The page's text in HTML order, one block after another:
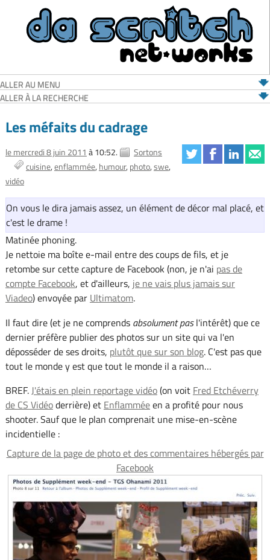
ALLER AU MENU
ALLER À LA RECHERCHE
Les méfaits du cadrage
le mercredi 8 juin 2011 à 10:52.
Sortons
cuisine enflammée humour photo swe
vidéo
On vous le dira jamais assez, un élément de décor mal placé, et
c'est le drame !
Matinée phoning.
Je nettoie ma boîte e-mail entre des coups de fils, et je
retombe sur cette capture de Facebook (non, je n'ai pas de
compte Facebook, et d'ailleurs, je ne vais plus jamais sur
Viadeo) envoyée par Ultimatom.
Il faut dire (et je ne comprends absolument pasl'intérêt) que ce
dernier préfère publier des photos sur un site qui va l'en
déposséder de ses droits, plutôt que sur son blog. C'est pas que
tout le monde y est que tout le monde il a raison…
BREF. J'étais en plein reportage vidéo(on voit Fred Etchéverry
de CS Vidéoderrière) et Enflamméeen a profité pour nous
shooter. Sauf que le plan comprenait une mise-en-scène
incidentielle :
Capture de la page de photo et des commentaires hébergés par
Facebook